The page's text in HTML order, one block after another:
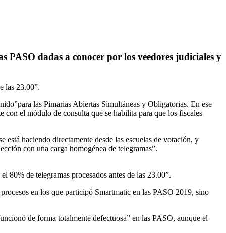
PASO dadas a conocer por los veedores judiciales y
las 23.00”.
las Pimarias Abiertas Simultáneas y Obligatorias. En ese
con el módulo de consulta que se habilita para que los fiscales
está haciendo directamente desde las escuelas de votación, y
con una carga homogénea de telegramas”.
80% de telegramas procesados antes de las 23.00”.
en los que participó Smartmatic en las PASO 2019, sino
de forma totalmente defectuosa” en las PASO, aunque el